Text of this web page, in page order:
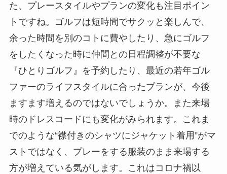
た、プレースタイルやプランの変化も注目ポイン
トですね。ゴルフは短時間でサクッと楽しんで、
余った時間を別のコトに費やしたり、急にゴルフ
をしたくなった時に仲間との日程調整が不要な
『ひとりゴルフ』を予約したり、最近の若年ゴル
ファーのライフスタイルに合ったプランが、今後
ますます増えるのではないでしょうか。また来場
時のドレスコードにも変化がみられます。これま
でのような“襟付きのシャツにジャケット着用”がマ
ストではなく、プレーをする服装のまま来場する
方が増えている気がします。これはコロナ禍以